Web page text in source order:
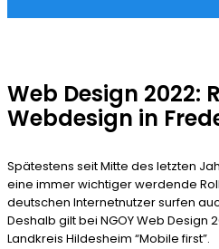
Web Design 2022:
Webdesign in
Spätestens seit Mitte des letzten
eine immer wichtiger werdende
deutschen Internetnutzer surfen
Deshalb gilt bei NGOY Web Design
Landkreis Hildesheim “Mobile first”.